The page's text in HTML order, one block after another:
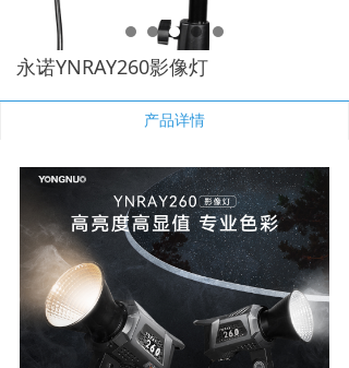
服务与支持
活动中心
下载与支持
app下载
永诺YNRAY260影像灯
产品详情